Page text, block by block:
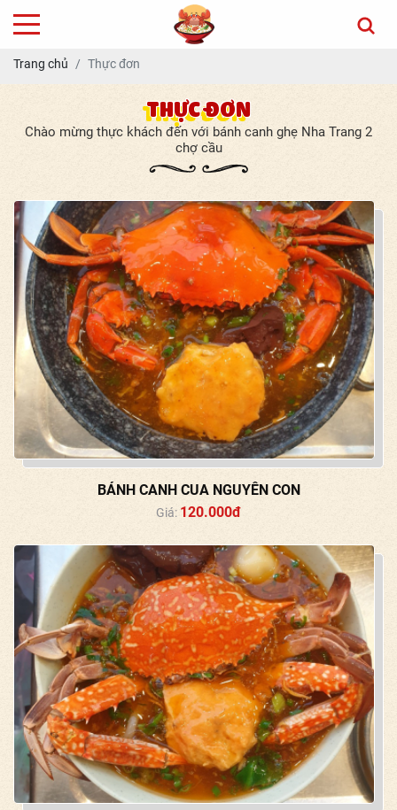
Trang chủ Thực đơn
THỰC ĐƠN
Chào mừng thực khách đến với bánh canh ghẹ Nha Trang 2
chợ cầu
BÁNH CANH CUA NGUYÊN CON
Giá: 120.000đ